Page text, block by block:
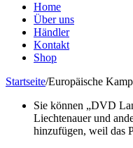
Home
Über uns
Händler
Kontakt
Shop
Startseite/Europäische
Sie können „DVD
Liechtenauer und
hinzufügen, weil das